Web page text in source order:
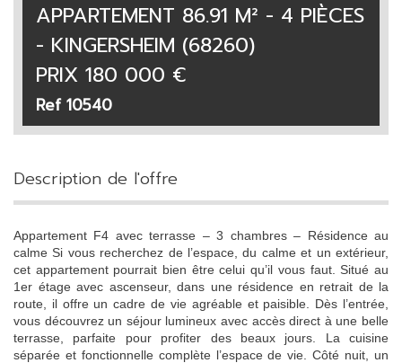
APPARTEMENT 86.91 M² - 4 PIÈCES
- KINGERSHEIM (68260)
PRIX 180 000 €
Ref 10540
description de l'offre
Appartement F4 avec terrasse – 3 chambres – Résidence au
calme Si vous recherchez de l’espace, du calme et un extérieur,
cet appartement pourrait bien être celui qu’il vous faut. Situé au
1er étage avec ascenseur, dans une résidence en retrait de la
route, il offre un cadre de vie agréable et paisible. Dès l’entrée,
vous découvrez un séjour lumineux avec accès direct à une belle
terrasse, parfaite pour profiter des beaux jours. La cuisine
séparée et fonctionnelle complète l’espace de vie. Côté nuit, un